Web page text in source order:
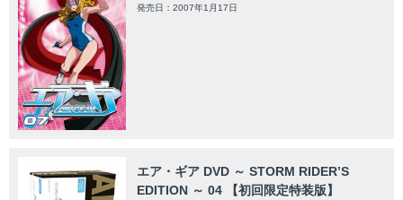
発売日：2007年1月17日
エア・ギア DVD ～ STORM RIDER’S
EDITION ～ 04 【初回限定特装版】